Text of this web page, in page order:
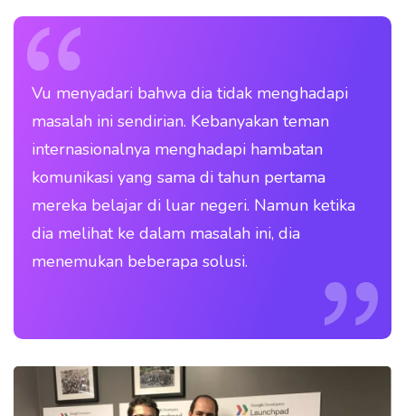
Vu menyadari bahwa dia tidak menghadapi
masalah ini sendirian. Kebanyakan teman
internasionalnya menghadapi hambatan
komunikasi yang sama di tahun pertama
mereka belajar di luar negeri. Namun ketika
dia melihat ke dalam masalah ini, dia
menemukan beberapa solusi.